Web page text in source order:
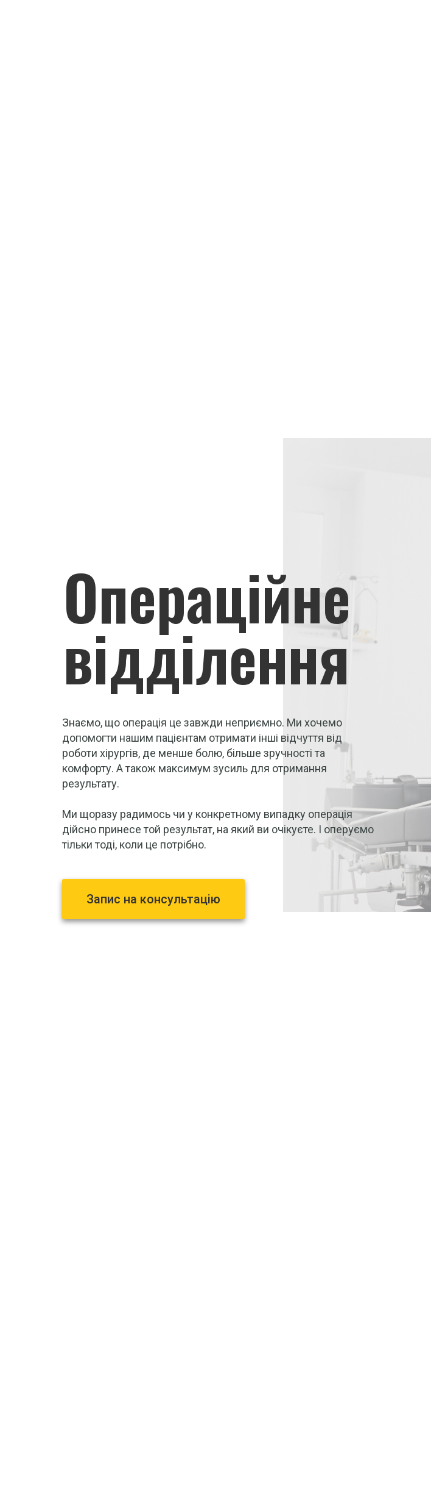
Операційне
відділення
Знаємо, що операція це завжди неприємно. Ми хочемо
допомогти нашим пацієнтам отримати інші відчуття від
роботи хірургів, де менше болю, більше зручності та
комфорту. А також максимум зусиль для отримання
результату.
Ми щоразу радимось чи у конкретному випадку операція
дійсно принесе той результат, на який ви очікуєте. І оперуємо
тільки тоді, коли це потрібно.
Запис на консультацію